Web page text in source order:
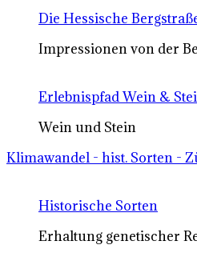
Die Hessische
Impressionen von der
Erlebnispfad Wein &
Wein und Stein
Klimawandel - hist. Sorten -
Historische Sorten
Erhaltung genetischer